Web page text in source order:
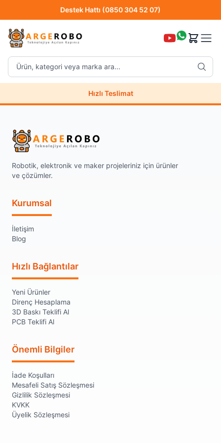
Destek Hattı (0850 304 52 07)
Ürün, kategori veya marka ara...
Destek Hattı (0850 304 52 07)
Hızlı Teslimat
Robotik, elektronik ve maker projeleriniz için ürünler
ve çözümler.
Kurumsal
İletişim
Blog
Hızlı Bağlantılar
Yeni Ürünler
Direnç Hesaplama
3D Baskı Teklifi Al
PCB Teklifi Al
Önemli Bilgiler
İade Koşulları
Mesafeli Satış Sözleşmesi
Gizlilik Sözleşmesi
KVKK
Üyelik Sözleşmesi